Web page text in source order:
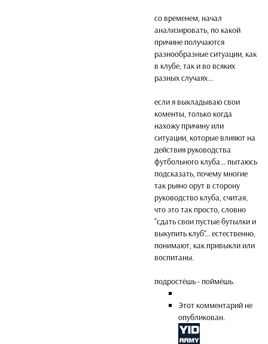
со временем, начал
анализировать, по какой
причине получаются
разнообразные ситуации, как
в клубе, так и во всяких
разных случаях...
если я выкладываю свои
коменты, только когда
нахожу причину или
ситуации, которые влияют на
действия руководства
футбольного клуба... пытаюсь
подсказать, почему многие
так рьяно орут в сторону
руководство клуба, считая,
что это так просто, словно
"сдать свои пустые бутылки и
выкупить клуб"... естественно,
понимают, как привыкли или
воспитаны.
подростёшь - поймёшь.
Этот комментарий не
опубликован.